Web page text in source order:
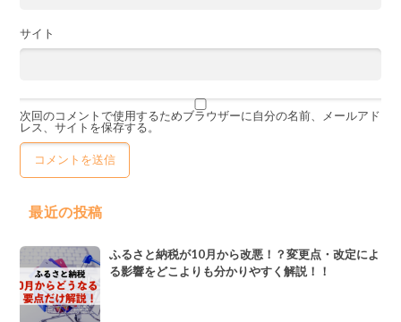
サイト
次回のコメントで使用するためブラウザーに自分の名前、メールアド
レス、サイトを保存する。
最近の投稿
ふるさと納税が10月から改悪！？変更点・改定によ
る影響をどこよりも分かりやすく解説！！